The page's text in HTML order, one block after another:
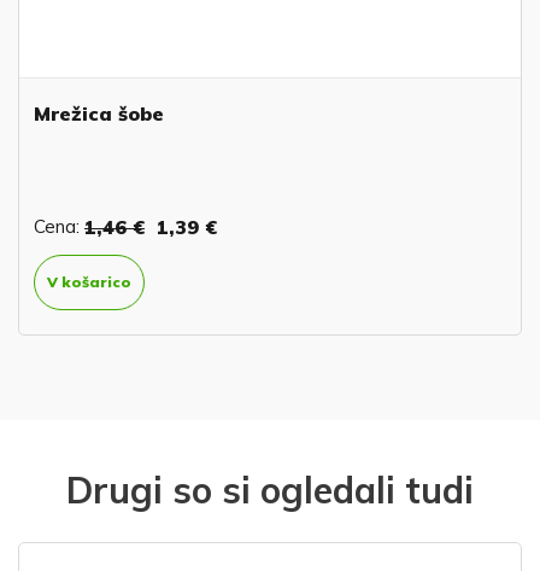
Mrežica šobe
Cena: 1,46 € 1,39 €
V košarico
Drugi so si ogledali tudi